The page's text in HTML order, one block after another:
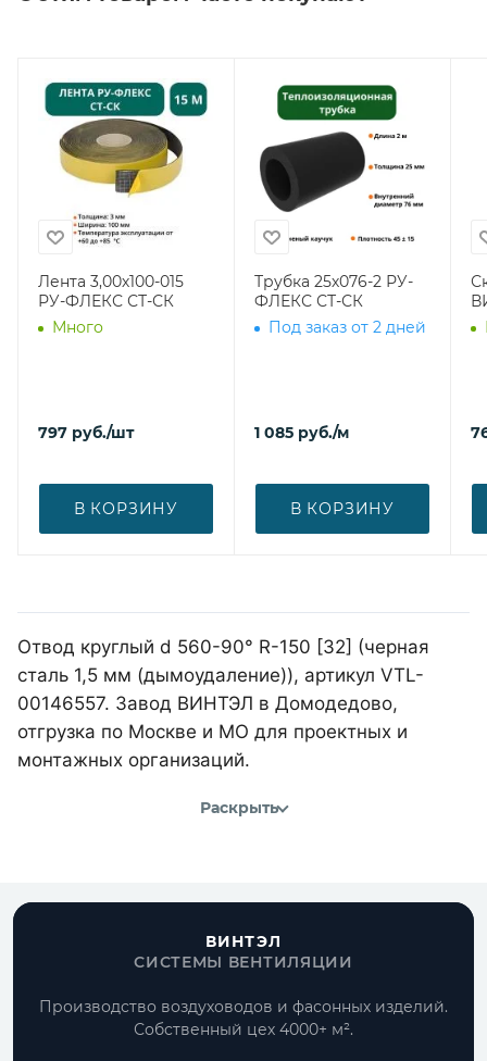
Лента 3,00х100-015
РУ-ФЛЕКС СТ-СК
Много
797 руб./шт
В КОРЗИНУ
Трубка 25х076-2 РУ-
ФЛЕКС СТ-СК
Под заказ от 2 дней
1 085 руб./м
В КОРЗИНУ
Отвод круглый d 560-90° R-150 [32] (черная
сталь 1,5 мм (дымоудаление)), артикул VTL-
00146557. Завод ВИНТЭЛ в Домодедово,
отгрузка по Москве и МО для проектных и
монтажных организаций.
Раскрыть
ВИНТЭЛ
СИСТЕМЫ ВЕНТИЛЯЦИИ
Производство воздуховодов и фасонных изделий.
Собственный цех 4000+ м².